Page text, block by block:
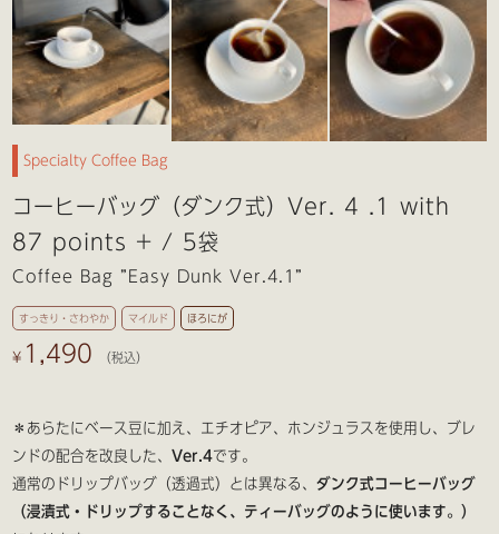
Specialty Coffee Bag
コーヒーバッグ（ダンク式）Ver. 4 .1 with
87 points + / 5袋
Coffee Bag ”Easy Dunk Ver.4.1”
すっきり・さわやか マイルド ほろにが
¥ 1,490
＊あらたにベース豆に加え、エチオピア、ホンジュラスを使用し、ブレ
ンドの配合を改良した、Ver.4です。
通常のドリップバッグ（透過式）とは異なる、ダンク式コーヒーバッグ
（浸漬式・ドリップすることなく、ティーバッグのように使います。）